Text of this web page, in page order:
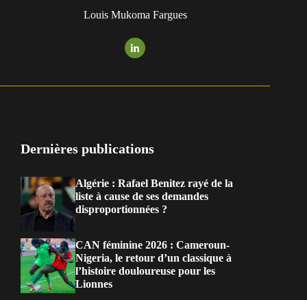
Louis Mukoma Fargues
Dernières publications
Algérie : Rafael Benitez rayé de la
liste à cause de ses demandes
disproportionnées ?
CAN féminine 2026 : Cameroun-
Nigeria, le retour d’un classique à
l’histoire douloureuse pour les
Lionnes